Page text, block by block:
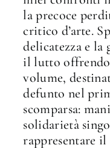
la precoce
critico d’arte.
delicatezza e la
il lutto
volume,
defunto nel
scomparsa:
solidarietà
rappresentare